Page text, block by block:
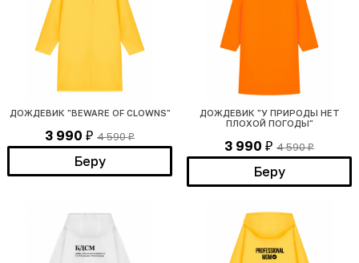
ДОЖДЕВИК "BEWARE OF CLOWNS"
3 990 ₽ 4 590₽
Беру
ДОЖДЕВИК "У ПРИРОДЫ НЕТ
ПЛОХОЙ ПОГОДЫ"
3 990 ₽ 4 590₽
Беру